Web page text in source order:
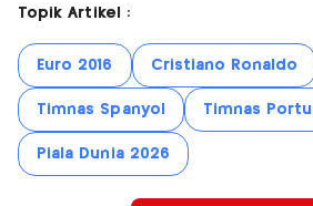
Topik Artikel :
Euro 2016 Cristiano Ronaldo
Timnas Spanyol Timnas
Piala Dunia 2026